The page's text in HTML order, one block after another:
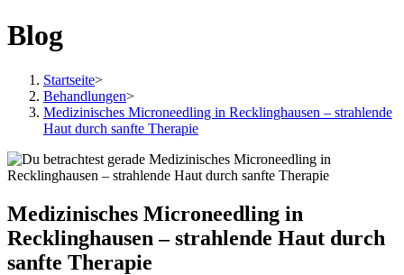
Zum
Inhalt
Blog
Startseite>
Behandlungen>
Medizinisches Microneedling in Recklinghausen – strahlende
Haut durch sanfte Therapie
Medizinisches Microneedling in
Recklinghausen – strahlende Haut durch
sanfte Therapie